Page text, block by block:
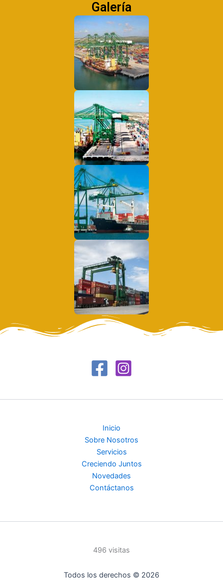
Galería
Inicio
Sobre Nosotros
Servicios
Creciendo Juntos
Novedades
Contáctanos
496 visitas
Todos los derechos © 2026